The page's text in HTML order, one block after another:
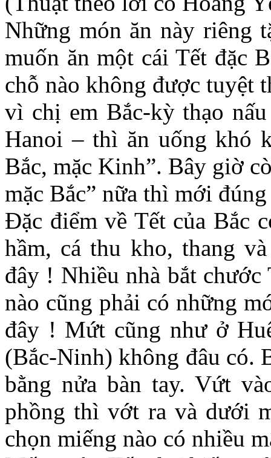
Những món ăn này riêng
muốn ăn một cái Tết đặc
chỗ nào không được tuyệt
vì chị em Bắc-kỳ thạo
Hanoi – thì ăn uống khó
Bắc, mặc Kinh”. Bây giờ
mặc Bắc” nữa thì mới
Đặc điểm về Tết của Bắc
hầm, cá thu kho, thang
đây ! Nhiều nhà bắt
nào cũng phải có những
đây ! Mứt cũng như ở
(Bắc-Ninh) không đâu có.
bằng nửa bàn tay. Vứt
phồng thì vớt ra và dưới
chọn miếng nào có nhiều